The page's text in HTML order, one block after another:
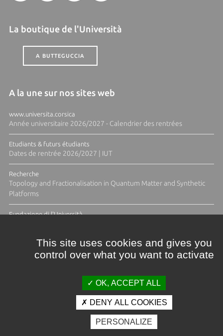
La boutique de l'Università
A BUTTEGUCCIA
A la une sur nos sites web
www.universita.corsica
Année universitaire 2026/2027 - Calendrier des rentrées
Etudiants & futurs étudiants
Dates de rentrée 2026/2027 | IUT
Recherche
Topology and Fractionalisation in Quantum Matter and Synthetic
Platforms
Fundazione di l'Università
Crédits et mentions légales
Espace presse
Photothèque
This site uses cookies and gives you
control over what you want to activate
OK, ACCEPT ALL
DENY ALL COOKIES
PERSONALIZE